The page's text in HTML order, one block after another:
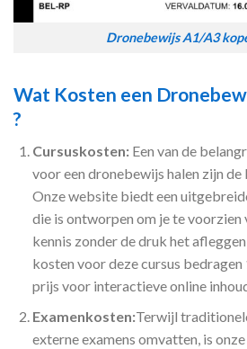
Dronebewijs A1/A3
Wat Kosten een
?
Cursuskosten: Een van de
voor een dronebewijs halen zijn de
Onze website biedt een
die is ontworpen om je te voorzien
kennis zonder de druk het
kosten voor deze cursus
prijs voor interactieve online
Examenkosten:Terwijl
externe examens omvatten, is